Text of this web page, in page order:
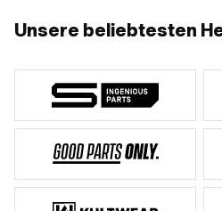
Unsere beliebtesten